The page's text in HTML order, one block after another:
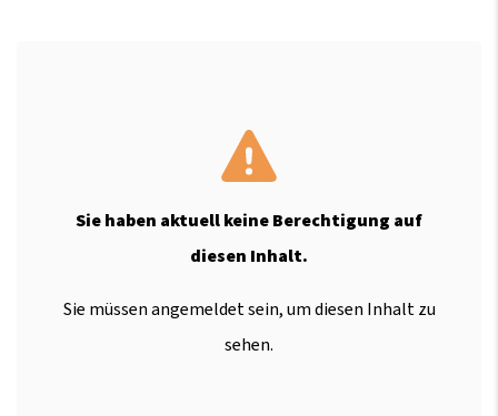
Sie haben aktuell keine Berechtigung auf
diesen Inhalt.
Sie müssen angemeldet sein, um diesen Inhalt zu
sehen.